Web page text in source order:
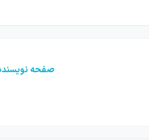
یافتن راه‌حل، فقط پوششی نازک بر
شکل می‌گیرد و همان اتحادها اندکی بعد
صفحه